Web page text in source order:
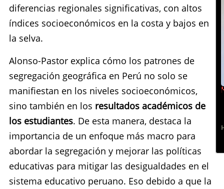
diferencias regionales significativas, con altos
índices socioeconómicos en la costa y bajos en
la selva.
Alonso-Pastor explica cómo los patrones de
segregación geográfica en Perú no solo se
manifiestan en los niveles socioeconómicos,
sino también en los resultados académicos de
los estudiantes. De esta manera, destaca la
importancia de un enfoque más macro para
abordar la segregación y mejorar las políticas
educativas para mitigar las desigualdades en el
sistema educativo peruano. Eso debido a que la